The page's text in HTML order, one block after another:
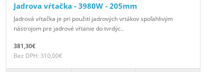
Jadrova vŕtačka - 3980W - 205mm
Jadrová vŕtačka je pri použití jadrových vrtákov spoľahlivým
nástrojom pre jadrové vŕtanie do tvrdýc..
381,30€
Bez DPH: 310,00€